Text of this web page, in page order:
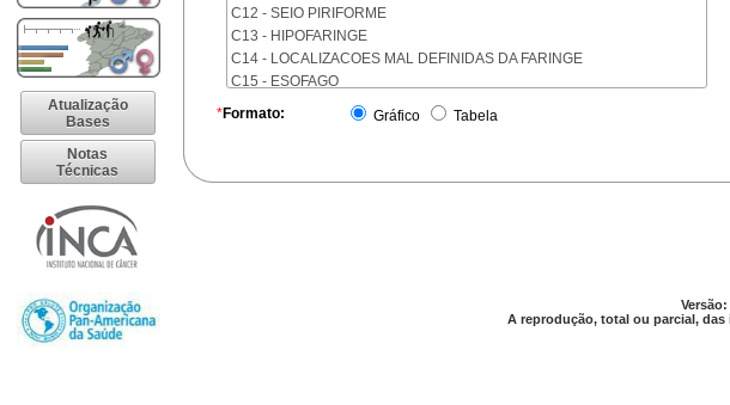
Atualização
Bases
Notas
Técnicas
C12 - SEIO PIRIFORME
C13 - HIPOFARINGE
C14 - LOCALIZACOES MAL DEFINIDAS DA FARINGE
C15 - ESOFAGO
C26 - LOCALIZACOES MAL DEFINIDAS NO APARELHO DIGESTIVO
*Formato: Gráfico Tabela
A reprodução, total ou parcial,